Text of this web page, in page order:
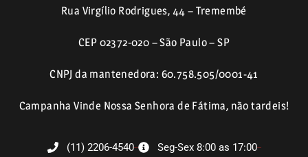
Rua Virgílio Rodrigues, 44 – Tremembé
CEP 02372-020 – São Paulo – SP
CNPJ da mantenedora: 60.758.505/0001-41
Campanha Vinde Nossa Senhora de Fátima, não tardeis!
(11) 2206-4540
Seg-Sex 8:00 as 17:00